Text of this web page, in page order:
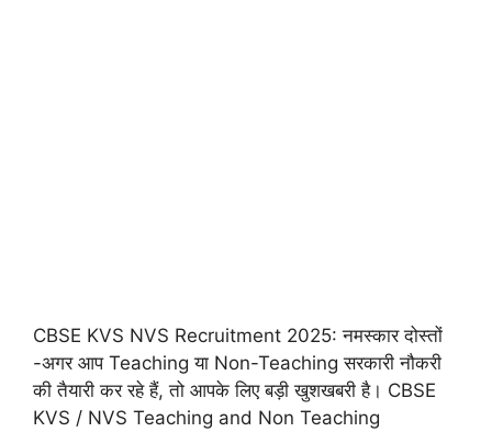
CBSE KVS NVS Recruitment 2025: नमस्कार दोस्तों
-अगर आप Teaching या Non-Teaching सरकारी नौकरी
की तैयारी कर रहे हैं, तो आपके लिए बड़ी खुशखबरी है। CBSE
KVS / NVS Teaching and Non Teaching